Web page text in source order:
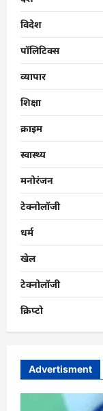
विदेश
पॉलिटिक्स
व्यापार
शिक्षा
क्राइम
स्वास्थ्य
मनोरंजन
टेक्नोलॉजी
धर्म
खेल
टेक्नोलॉजी
क्रिप्टो
Advertisment